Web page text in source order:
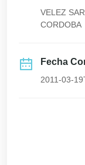
VELEZ
CORDOBA
Fecha
2011-03-